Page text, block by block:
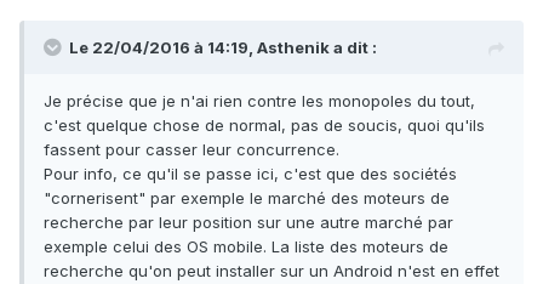
Le 22/04/2016 à 14:19, Asthenik a dit :
Je précise que je n'ai rien contre les monopoles du tout,
c'est quelque chose de normal, pas de soucis, quoi qu'ils
fassent pour casser leur concurrence.
Pour info, ce qu'il se passe ici, c'est que des sociétés
"cornerisent" par exemple le marché des moteurs de
recherche par leur position sur une autre marché par
exemple celui des OS mobile. La liste des moteurs de
recherche qu'on peut installer sur un Android n'est en effet